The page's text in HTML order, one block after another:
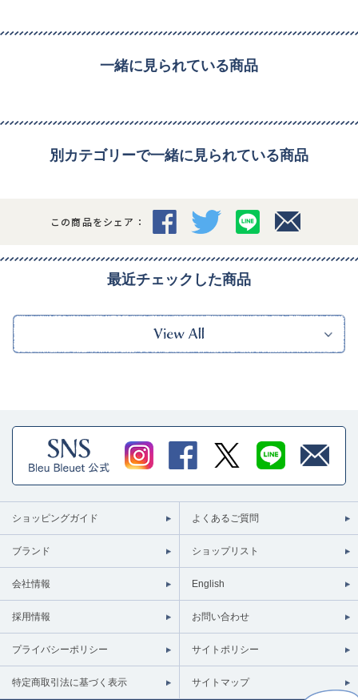
一緒に見られている商品
別カテゴリーで一緒に見られている商品
この商品をシェア：
最近チェックした商品
ショッピングガイド よくあるご質問
ブランド ショップリスト
会社情報 English
採用情報 お問い合わせ
プライバシーポリシー サイトポリシー
特定商取引法に基づく表示 サイトマップ